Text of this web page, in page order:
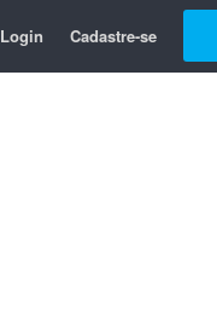
Login Cadastre-se